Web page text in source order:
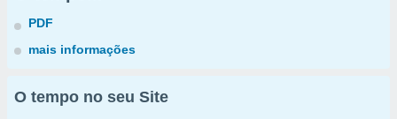
PDF
mais informações
O tempo no seu Site